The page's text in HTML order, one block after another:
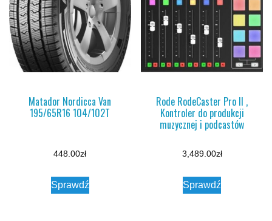
Matador Nordicca Van
195/65R16 104/102T
448.00zł
Sprawdź
Rode RodeCaster Pro II ,
Kontroler do produkcji
muzycznej i podcastów
3,489.00zł
Sprawdź